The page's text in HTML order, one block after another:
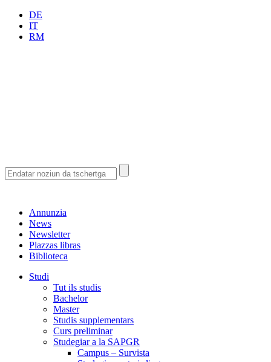
DE
IT
RM
Annunzia
News
Newsletter
Plazzas libras
Biblioteca
Studi
Tut ils studis
Bachelor
Master
Studis supplementars
Curs preliminar
Studegiar a la SAPGR
Campus – Survista